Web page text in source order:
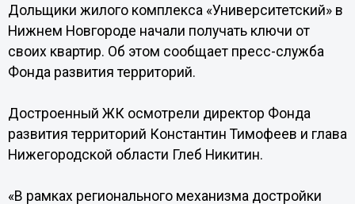
Дольщики жилого комплекса «Университетский» в
Нижнем Новгороде начали получать ключи от
своих квартир. Об этом сообщает пресс-служба
Фонда развития территорий.
Достроенный ЖК осмотрели директор Фонда
развития территорий Константин Тимофеев и глава
Нижегородской области Глеб Никитин.
«В рамках регионального механизма достройки